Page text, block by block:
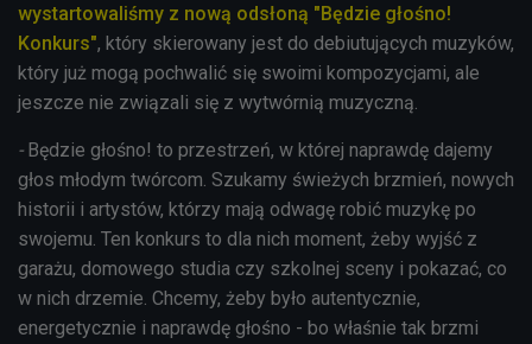
wystartowaliśmy z nową odsłoną "Będzie głośno!
Konkurs", który skierowany jest do debiutujących muzyków,
który już mogą pochwalić się swoimi kompozycjami, ale
jeszcze nie związali się z wytwórnią muzyczną.
- Będzie głośno! to przestrzeń, w której naprawdę dajemy
głos młodym twórcom. Szukamy świeżych brzmień, nowych
historii i artystów, którzy mają odwagę robić muzykę po
swojemu. Ten konkurs to dla nich moment, żeby wyjść z
garażu, domowego studia czy szkolnej sceny i pokazać, co
w nich drzemie. Chcemy, żeby było autentycznie,
energetycznie i naprawdę głośno - bo właśnie tak brzmi